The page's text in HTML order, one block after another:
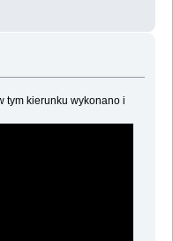
tym kierunku wykonano i